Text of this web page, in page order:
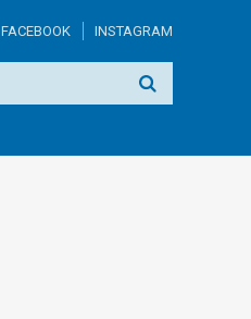
FACEBOOK INSTAGRAM